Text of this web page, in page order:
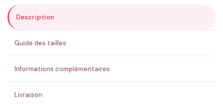
ENVOYER MA DEMANDE ✨
💚 Retour sous 24-48h🇫🇷 Flocage en France✅ Validation avant fabrication
Description
Guide des tailles
Informations complémentaires
Livraison